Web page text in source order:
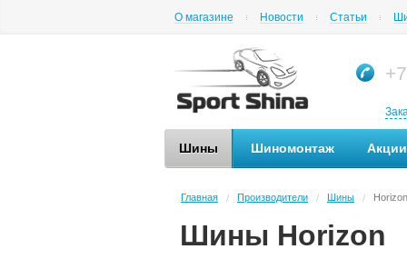
О магазине Новости Статьи
Шины Шиномонтаж
Главная / Производители / Шины / Horizon
Шины Horizon